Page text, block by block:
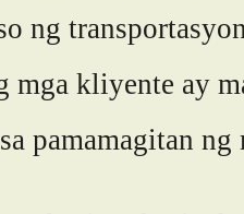
ng
mga kliyente ay
pamamagitan